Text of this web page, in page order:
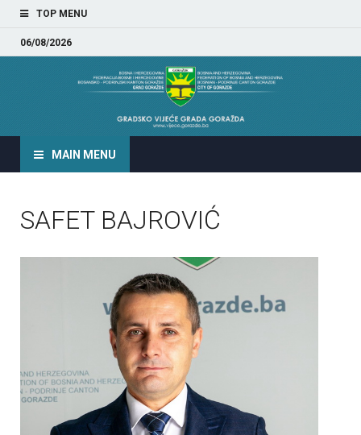
TOP MENU
06/08/2026
GRADSKO VIJEĆE GRADA
MAIN MENU
SAFET BAJROVIĆ